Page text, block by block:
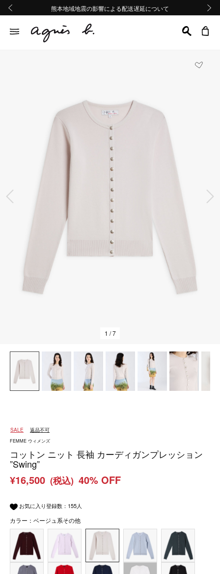
熊本地域地震の影響による配送遅延について
Summer Sale 2buy10%OFF!!
熊本地域地震の影響による配送遅延について
Summer Sale 2buy10%OFF!!
前の画像
1 / 7
SALE 返品不可
FEMME ウィメンズ
コットン ニット 長袖 カーディガンプレッション
”Swing”
¥16,500 (税込) 40% OFF
お気に入り登録数： 155人
カラー：ベージュ系その他